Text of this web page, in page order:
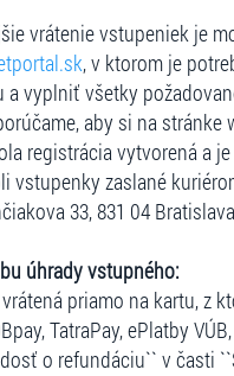
vrátenie vstupeniek je
, v ktorom je
vyplniť všetky
aby si na stránke
registrácia vytvorená a
vstupenky zaslané
33, 831 04
úhrady vstupného:
priamo na kartu, z
TatraPay, ePlatby
o refundáciu`` v časti